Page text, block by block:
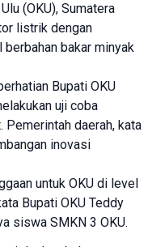
(OKU), Sumatera
listrik dengan
bakar minyak
Bupati OKU
uji coba
Pemerintah daerah, kata
inovasi
untuk OKU di level
Bupati OKU Teddy
siswa SMKN 3 OKU.